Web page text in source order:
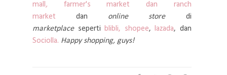
mall , farmer's market
dan ranch
market dan online store di
marketplace seperti blibli, shopee, lazada, dan
Sociolla. Happy shopping, guys!